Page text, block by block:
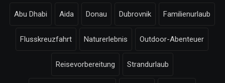
Abu Dhabi Aida Donau Dubrovnik Familienurlaub
Flusskreuzfahrt Naturerlebnis Outdoor-Abenteuer
Reisevorbereitung Strandurlaub